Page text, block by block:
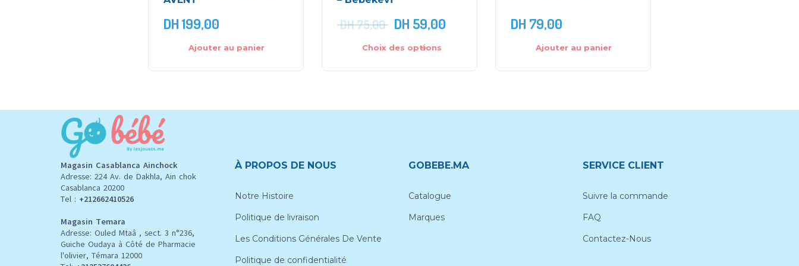
DH199,00
Ajouter au panier
DH75,00 DH 59,00
Choix des options
DH 79,00
Ajouter au panier
Magasin Casablanca Ainchock
Adresse: 224 Av. de Dakhla, Ain chok
Casablanca 20200
Tel : +212662410526
Magasin Temara
Adresse: Ouled Mtaâ , sect. 3 n°236,
Guiche Oudaya à Côté de Pharmacie
l'olivier, Témara 12000
À PROPOS DE NOUS
Notre Histoire
Politique de livraison
Les Conditions Générales De Vente
Politique de confidentialité
GOBEBE.MA
Catalogue
Marques
SERVICE CLIENT
Suivre la commande
FAQ
Contactez-Nous